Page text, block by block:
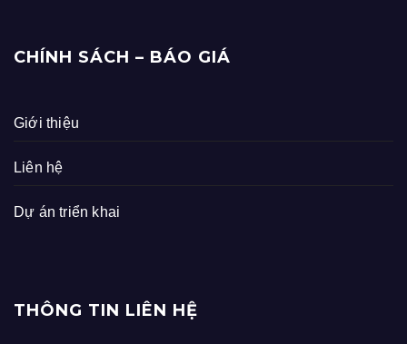
CHÍNH SÁCH – BÁO GIÁ
Giới thiệu
Liên hệ
Dự án triển khai
THÔNG TIN LIÊN HỆ